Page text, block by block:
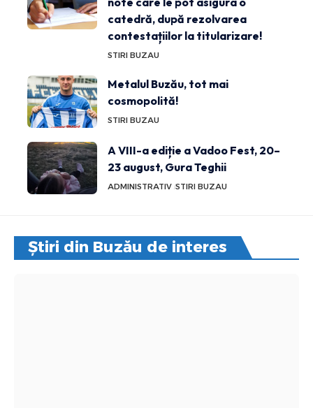
catedră, după rezolvarea
contestațiilor la titularizare!
STIRI BUZAU
Metalul Buzău, tot mai
cosmopolită!
STIRI BUZAU
A VIII-a ediție a Vadoo Fest, 20–
23 august, Gura Teghii
ADMINISTRATIV STIRI BUZAU
Știri din Buzău de interes